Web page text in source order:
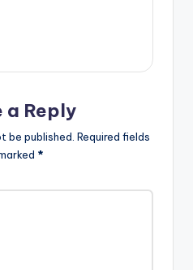
a Reply
be published. Required fields
*